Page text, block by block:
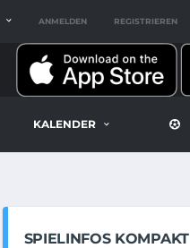
ANMELDEN REGISTRIEREN
KALENDER
SPIELINFOS KOMPAKT